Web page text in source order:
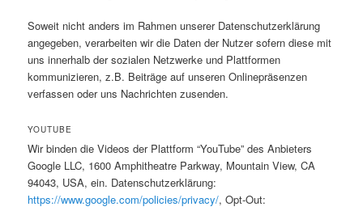
Soweit nicht anders im Rahmen unserer Datenschutzerklärung
angegeben, verarbeiten wir die Daten der Nutzer sofern diese mit
uns innerhalb der sozialen Netzwerke und Plattformen
kommunizieren, z.B. Beiträge auf unseren Onlinepräsenzen
verfassen oder uns Nachrichten zusenden.
YOUTUBE
Wir binden die Videos der Plattform “YouTube” des Anbieters
Google LLC, 1600 Amphitheatre Parkway, Mountain View, CA
94043, USA, ein. Datenschutzerklärung:
https://www.google.com/policies/privacy/, Opt-Out: